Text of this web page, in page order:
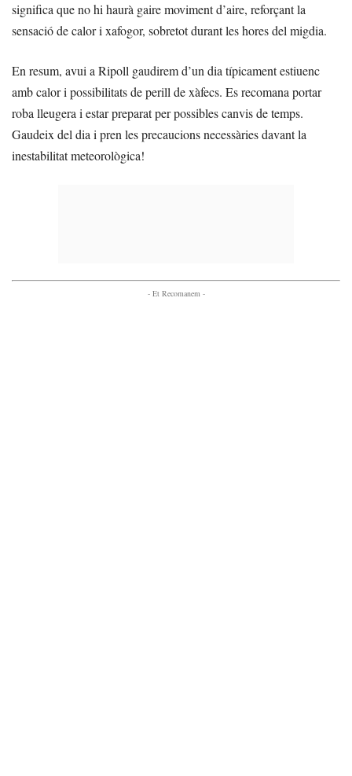
significa que no hi haurà gaire moviment d’aire, reforçant la
sensació de calor i xafogor, sobretot durant les hores del migdia.
En resum, avui a Ripoll gaudirem d’un dia típicament estiuenc
amb calor i possibilitats de perill de xàfecs. Es recomana portar
roba lleugera i estar preparat per possibles canvis de temps.
Gaudeix del dia i pren les precaucions necessàries davant la
inestabilitat meteorològica!
- Et Recomanem -